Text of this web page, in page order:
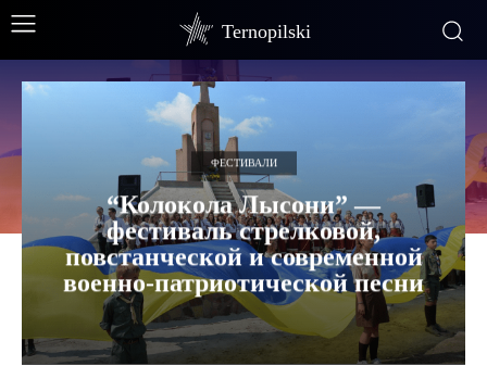
Ternopilski
ФЕСТИВАЛИ
“Колокола Лысони” —
фестиваль стрелковой,
повстанческой и современной
военно-патриотической песни